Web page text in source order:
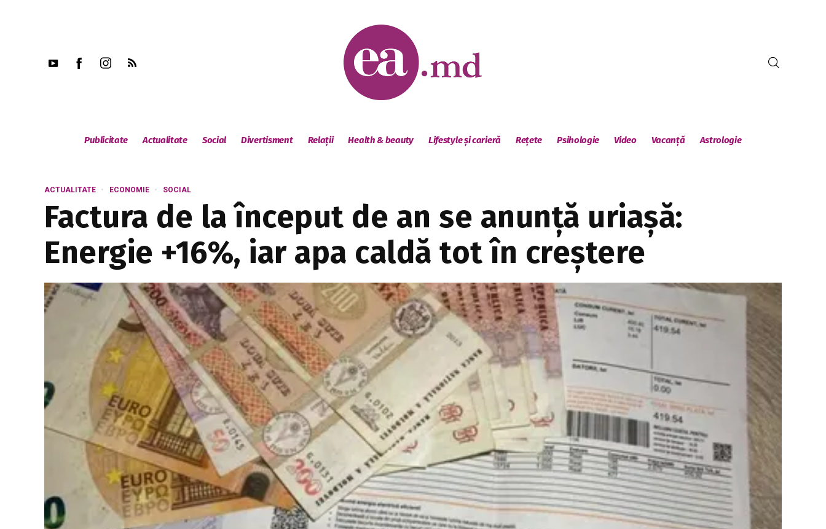
Publicitate Actualitate Social Divertisment Relații Health & beauty Lifestyle și carieră Rețete Psihologie Video Vacanță Astrologie
ACTUALITATE ECONOMIE SOCIAL
Factura de la început de an se anunță uriașă:
Energie +16%, iar apa caldă tot în creștere